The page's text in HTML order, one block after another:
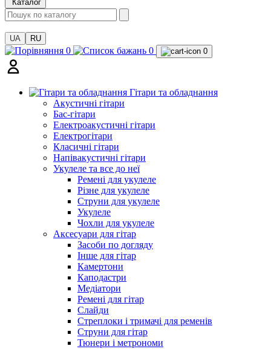
Каталог
UA RU
0 0 0
Гітари та обладнання
Акустичні гітари
Бас-гітари
Електроакустичні гітари
Електрогітари
Класичні гітари
Напівакустичні гітари
Укулеле та все до неї
Ремені для укулеле
Різне для укулеле
Струни для укулеле
Укулеле
Чохли для укулеле
Аксесуари для гітар
Засоби по догляду
Інше для гітар
Камертони
Каподастри
Медіатори
Ремені для гітар
Слайди
Стреплоки і тримачі для ременів
Струни для гітар
Тюнери і метрономи